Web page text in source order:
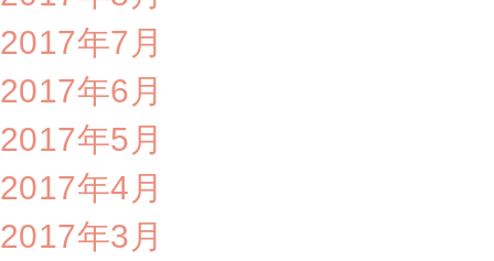
2017年7月
2017年6月
2017年5月
2017年4月
2017年3月